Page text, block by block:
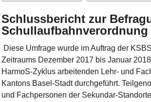
Schlussbericht zur
Schullaufbahnverordnung
Diese Umfrage wurde im Auftrag der
Zeitraums Dezember 2017 bis Januar
HarmoS-Zyklus arbeitenden Lehr- und
Kantons Basel-Stadt durchgeführt.
und Fachpersonen der Sekundar-